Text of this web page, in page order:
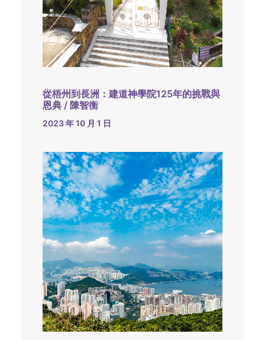
從梧州到長洲：建道神學院125年的挑戰與
恩典 / 陳智衡
2023 年 10 月 1 日